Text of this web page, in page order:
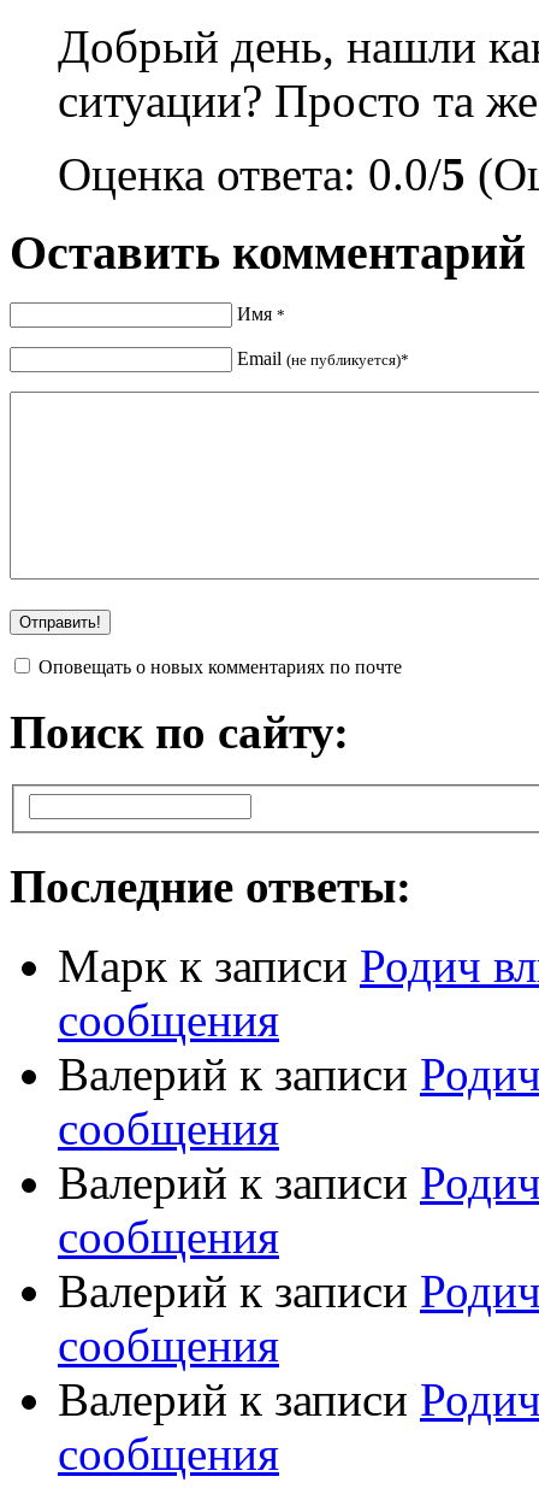
Добрый день, нашли
ситуации? Просто та
Оценка ответа: 0.0/5
Оставить комментарий
Имя *
Email (не публикуется)*
Оповещать о новых комментариях по почте
Поиск по сайту:
Последние ответы:
Марк к записи Родич
сообщения
Валерий к записи
сообщения
Валерий к записи
сообщения
Валерий к записи
сообщения
Валерий к записи
сообщения